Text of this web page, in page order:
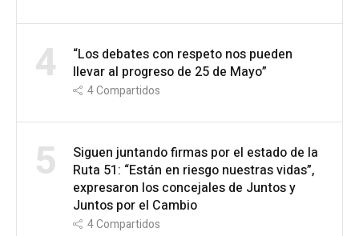
4
“Los debates con respeto nos pueden
llevar al progreso de 25 de Mayo”
4Compartidos
5
Siguen juntando firmas por el estado de la
Ruta 51: “Están en riesgo nuestras vidas”,
expresaron los concejales de Juntos y
Juntos por el Cambio
4Compartidos